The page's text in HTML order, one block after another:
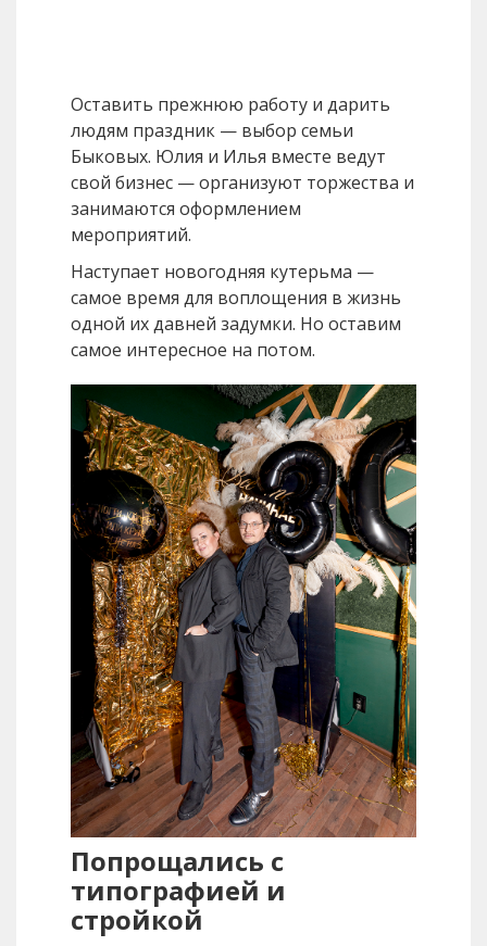
Оставить прежнюю работу и дарить
людям праздник — выбор семьи
Быковых. Юлия и Илья вместе ведут
свой бизнес — организуют торжества и
занимаются оформлением
мероприятий.
Наступает новогодняя кутерьма —
самое время для воплощения в жизнь
одной их давней задумки. Но оставим
самое интересное на потом.
Попрощались с
типографией и
стройкой